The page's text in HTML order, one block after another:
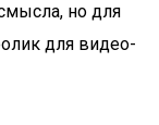
но для
для видео-